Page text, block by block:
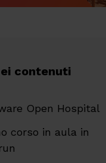
contenuti
Open Hospital
corso in aula in